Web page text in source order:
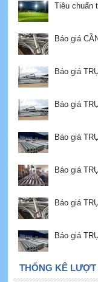
Tiêu chuẩn
Báo giá
Báo giá
Báo giá
Báo giá
Báo giá
Báo giá
Báo giá
THỐNG KÊ LƯỢT